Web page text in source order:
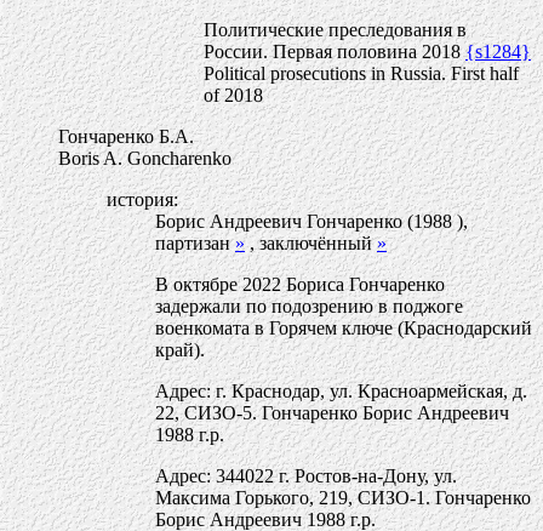
Политические преследования в
России. Первая половина 2018{s1284}
Political prosecutions in Russia. First half
of 2018
Гончаренко Б.А.
Boris A. Goncharenko
история:
Борис Андреевич Гончаренко (1988 ),
партизан», заключённый»
В октябре 2022 Бориса Гончаренко
задержали по подозрению в поджоге
военкомата в Горячем ключе (Краснодарский
край).
Адрес: г. Краснодар, ул. Красноармейская, д.
22, СИЗО-5. Гончаренко Борис Андреевич
1988 г.р.
Адрес: 344022 г. Ростов-на-Дону, ул.
Максима Горького, 219, СИЗО-1. Гончаренко
Борис Андреевич 1988 г.р.